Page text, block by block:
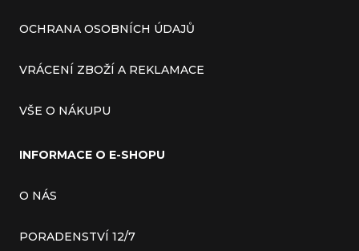
OCHRANA OSOBNÍCH ÚDAJŮ
VRÁCENÍ ZBOŽÍ A REKLAMACE
VŠE O NÁKUPU
INFORMACE O E-SHOPU
O NÁS
PORADENSTVÍ 12/7